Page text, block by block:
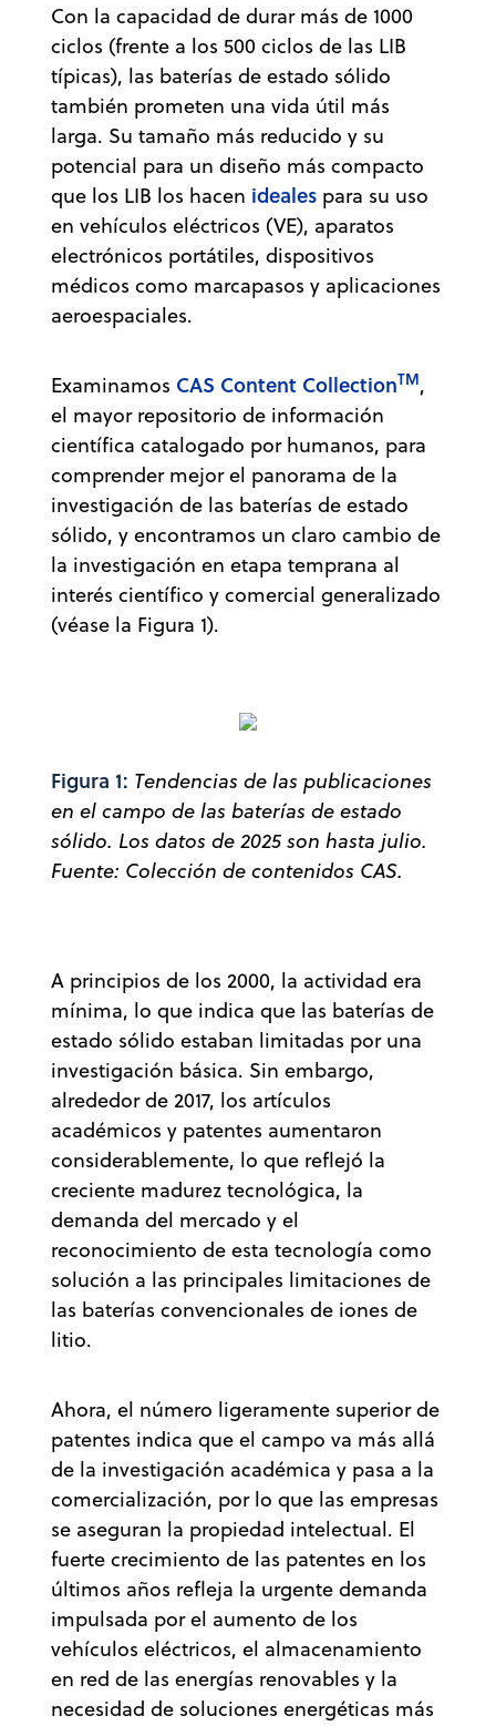
Con la capacidad de durar más de 1000
ciclos (frente a los 500 ciclos de las LIB
típicas), las baterías de estado sólido
también prometen una vida útil más
larga. Su tamaño más reducido y su
potencial para un diseño más compacto
que los LIB los hacen ideales para su uso
en vehículos eléctricos (VE), aparatos
electrónicos portátiles, dispositivos
médicos como marcapasos y aplicaciones
aeroespaciales.
Examinamos CAS Content CollectionTM,
el mayor repositorio de información
científica catalogado por humanos, para
comprender mejor el panorama de la
investigación de las baterías de estado
sólido, y encontramos un claro cambio de
la investigación en etapa temprana al
interés científico y comercial generalizado
(véase la Figura 1).
Figura 1: Tendencias de las publicaciones
en el campo de las baterías de estado
sólido. Los datos de 2025 son hasta julio.
Fuente: Colección de contenidos CAS.
A principios de los 2000, la actividad era
mínima, lo que indica que las baterías de
estado sólido estaban limitadas por una
investigación básica. Sin embargo,
alrededor de 2017, los artículos
académicos y patentes aumentaron
considerablemente, lo que reflejó la
creciente madurez tecnológica, la
demanda del mercado y el
reconocimiento de esta tecnología como
solución a las principales limitaciones de
las baterías convencionales de iones de
litio.
Ahora, el número ligeramente superior de
patentes indica que el campo va más allá
de la investigación académica y pasa a la
comercialización, por lo que las empresas
se aseguran la propiedad intelectual. El
fuerte crecimiento de las patentes en los
últimos años refleja la urgente demanda
impulsada por el aumento de los
vehículos eléctricos, el almacenamiento
en red de las energías renovables y la
necesidad de soluciones energéticas más